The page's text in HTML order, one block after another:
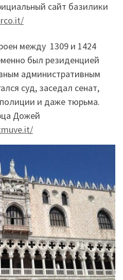
сайт базилики
между 1309 и 1424
был резиденцией
административным
суд, заседал сенат,
и даже тюрьма.
Дожей